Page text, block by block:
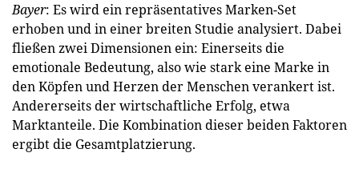
Bayer: Es wird ein repräsentatives Marken-Set
erhoben und in einer breiten Studie analysiert. Dabei
fließen zwei Dimensionen ein: Einerseits die
emotionale Bedeutung, also wie stark eine Marke in
den Köpfen und Herzen der Menschen verankert ist.
Andererseits der wirtschaftliche Erfolg, etwa
Marktanteile. Die Kombination dieser beiden Faktoren
ergibt die Gesamtplatzierung.